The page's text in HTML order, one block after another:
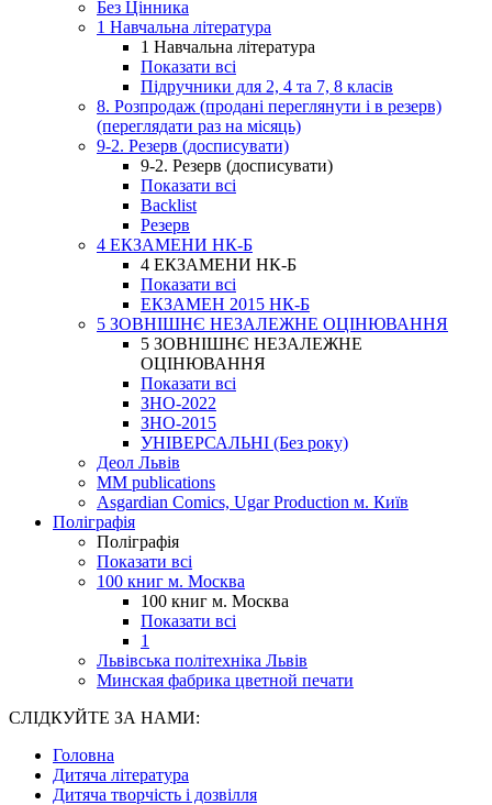
Без Цінника
1 Навчальна література
1 Навчальна література
Показати всі
Підручники для 2, 4 та 7, 8 класів
8. Розпродаж (продані переглянути і в резерв)
(переглядати раз на місяць)
9-2. Резерв (досписувати)
9-2. Резерв (досписувати)
Показати всі
Backlist
Резерв
4 ЕКЗАМЕНИ НК-Б
4 ЕКЗАМЕНИ НК-Б
Показати всі
ЕКЗАМЕН 2015 НК-Б
5 ЗОВНІШНЄ НЕЗАЛЕЖНЕ ОЦІНЮВАННЯ
5 ЗОВНІШНЄ НЕЗАЛЕЖНЕ
ОЦІНЮВАННЯ
Показати всі
ЗНО-2022
ЗНО-2015
УНІВЕРСАЛЬНІ (Без року)
Деол Львів
MM publications
Asgardian Comics, Ugar Production м. Київ
Поліграфія
Поліграфія
Показати всі
100 книг м. Москва
100 книг м. Москва
Показати всі
1
Львівська політехніка Львів
Минская фабрика цветной печати
СЛІДКУЙТЕ ЗА НАМИ:
Головна
Дитяча література
Дитяча творчість і дозвілля